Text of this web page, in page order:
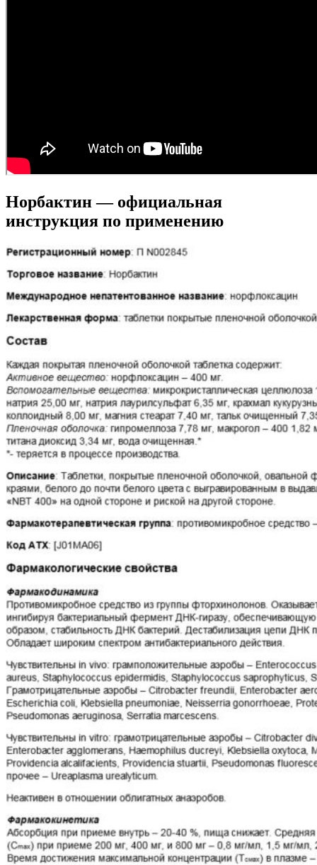
Норбактин — официальная
инструкция по применению